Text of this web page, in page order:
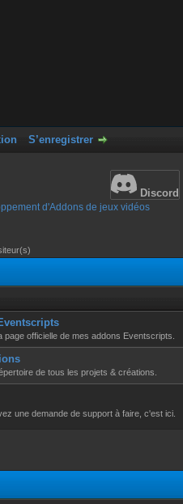
S’enregistrer
Discord
d'Addons de jeux vidéos
officielle de mes addons Eventscripts.
de tous les projets & créations.
une demande de support à faire, c'est ici.